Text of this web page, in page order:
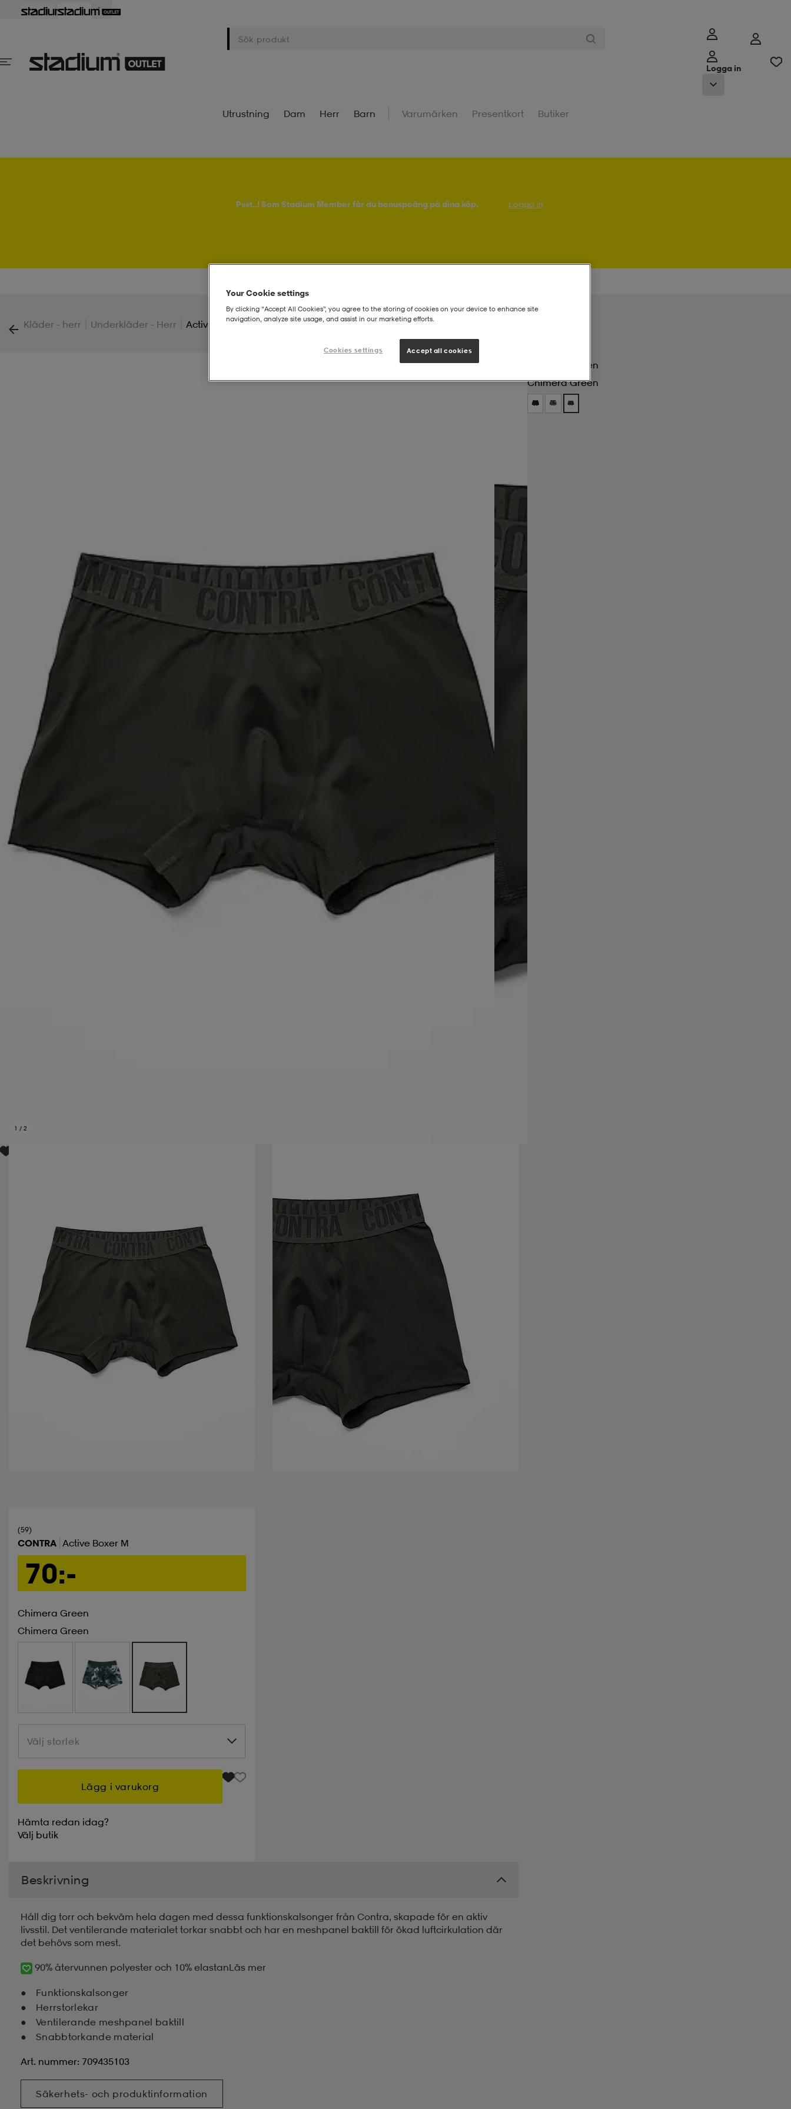
Logga in
Utrustning Dam Herr Barn Varumärken Presentkort Butiker
Psst..! Som Stadium Member får du bonuspoäng på dina köp. Logga in
Kläder - herr Underkläder - Herr Active Boxer M
1 / 2
Chimera Green
Chimera Green
(59)
CONTRA Active Boxer M
70:-
Chimera Green
Chimera Green
Välj storlek
Välj storlek
Lägg i varukorg
Hämta redan idag?
Välj butik
Beskrivning
Håll dig torr och bekväm hela dagen med dessa funktionskalsonger från Contra, skapade för en aktiv
livsstil. Det ventilerande materialet torkar snabbt och har en meshpanel baktill för ökad luftcirkulation där
det behövs som mest.
90% återvunnen polyester och 10% elastanLäs mer
Funktionskalsonger
Herrstorlekar
Ventilerande meshpanel baktill
Snabbtorkande material
Art. nummer: 709435103
Säkerhets- och produktinformation
Your Cookie settings
By clicking “Accept All Cookies”, you agree to the storing of cookies on your device to enhance site
navigation, analyze site usage, and assist in our marketing efforts.
Cookies settings Accept all cookies